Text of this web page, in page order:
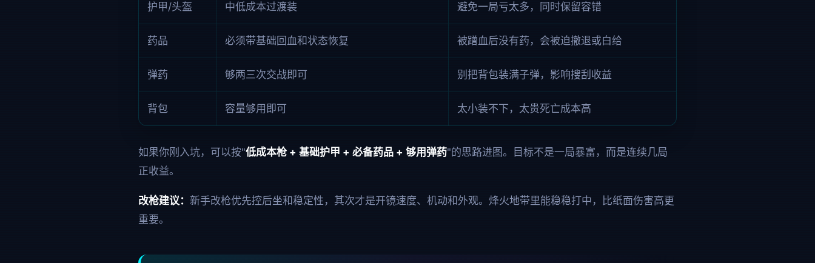
护甲/头盔 中低成本过渡装 避免一局亏太多，同时保留容错
药品 必须带基础回血和状态恢复 被蹭血后没有药，会被迫撤退或白给
弹药 够两三次交战即可 别把背包装满子弹，影响搜刮收益
背包 容量够用即可 太小装不下，太贵死亡成本高
如果你刚入坑，可以按"低成本枪 + 基础护甲 + 必备药品 + 够用弹药"的思路进图。目标不是一局暴富，而是连续几局
正收益。
改枪建议： 新手改枪优先控后坐和稳定性，其次才是开镜速度、机动和外观。烽火地带里能稳稳打中，比纸面伤害高更
重要。